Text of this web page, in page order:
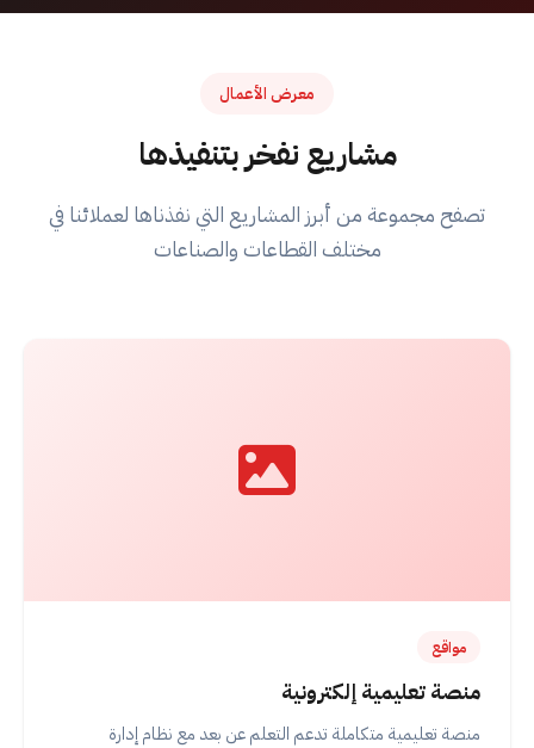
معرض الأعمال
مشاريع نفخر بتنفيذها
تصفح مجموعة من أبرز المشاريع التي نفذناها لعملائنا في
مختلف القطاعات والصناعات
مواقع
منصة تعليمية إلكترونية
منصة تعليمية متكاملة تدعم التعلم عن بعد مع نظام إدارة